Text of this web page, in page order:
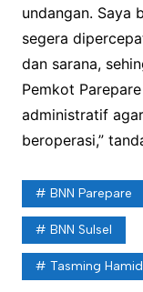
undangan. Saya
segera
dan sarana,
Pemkot
administratif
beroperasi,”
BNN Parepare
BNN Sulsel
Tasming Hamid